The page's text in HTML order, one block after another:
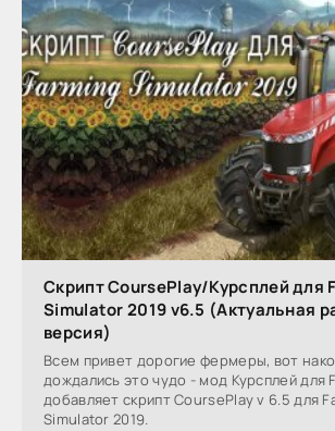
Скрипт CoursePlay/Курсплей для
Simulator 2019 v6.5 (Актуальная
версия)
Всем привет дорогие фермеры, вот
дождались это чудо - мод Курсплей для
добавляет скрипт CoursePlay v 6.5 для
Simulator 2019.